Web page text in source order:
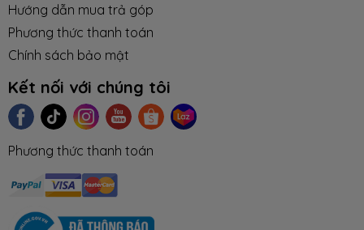
Hướng dẫn mua trả góp
Phương thức thanh toán
Chính sách bảo mật
Kết nối với chúng tôi
Phương thức thanh toán